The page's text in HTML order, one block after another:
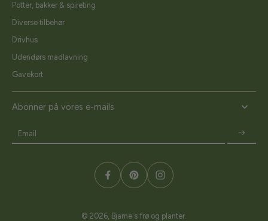
Potter, bakker & spireting
Diverse tilbehør
Drivhus
Udendørs madlavning
Gavekort
Abonner på vores e-mails
Email
© 2026, Bjarne's frø og planter.